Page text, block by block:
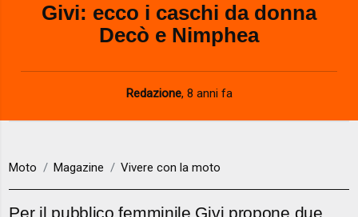
Givi: ecco i caschi da donna
Decò e Nimphea
Redazione, 8 anni fa
Moto Magazine Vivere con la moto
Per il pubblico femminile Givi propone due